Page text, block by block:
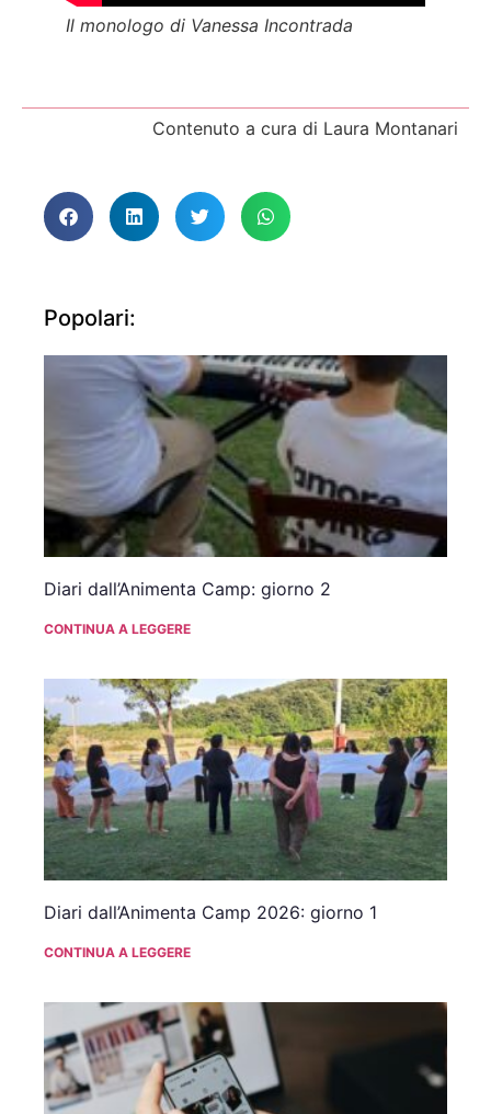
Il monologo di Vanessa Incontrada
Contenuto a cura di Laura Montanari
Popolari:
Diari dall’Animenta Camp: giorno 2
CONTINUA A LEGGERE
Diari dall’Animenta Camp 2026: giorno 1
CONTINUA A LEGGERE